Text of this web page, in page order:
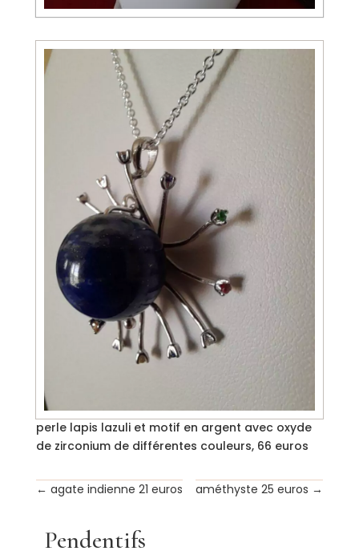
perle lapis lazuli et motif en argent avec oxyde
de zirconium de différentes couleurs, 66 euros
← agate indienne 21 euros améthyste 25 euros →
Pendentifs